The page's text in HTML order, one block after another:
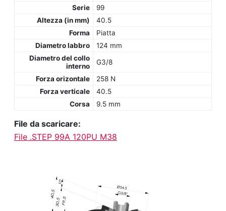
Serie
99
Altezza (in mm)
40.5
Forma
Piatta
Diametro labbro
124 mm
Diametro del collo
interno
G3/8
Forza orizontale
258 N
Forza verticale
40.5
Corsa
9.5 mm
File da scaricare:
File .STEP 99A 120PU M38